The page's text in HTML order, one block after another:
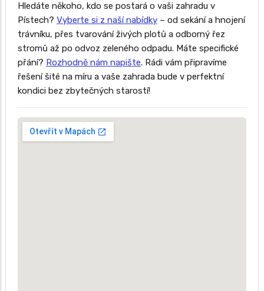
Hledáte někoho, kdo se postará o vaši zahradu v
Pístech? Vyberte si z naší nabídky – od sekání a hnojení
trávníku, přes tvarování živých plotů a odborný řez
stromů až po odvoz zeleného odpadu. Máte specifické
přání? Rozhodně nám napište. Rádi vám připravíme
řešení šité na míru a vaše zahrada bude v perfektní
kondici bez zbytečných starostí!